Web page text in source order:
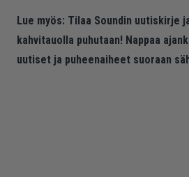
Lue myös: Tilaa Soundin uutiskirje
kahvitauolla puhutaan! Nappaa
uutiset ja puheenaiheet suoraan